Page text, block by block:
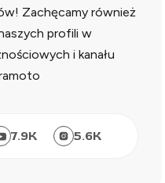
Zachęcamy również
profili w
i kanału
7.9K 5.6K